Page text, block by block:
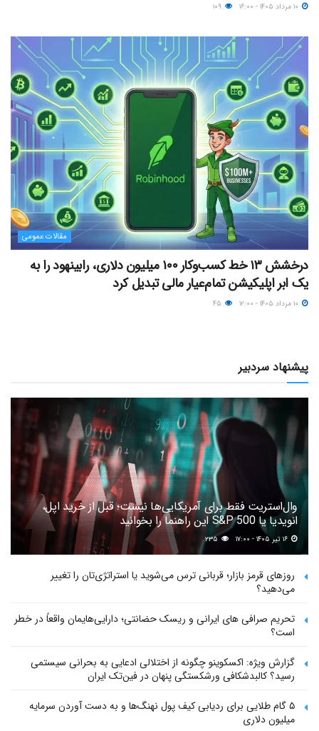
مقالات عمومی
درخشش ۱۳ خط کسب‌وکار ۱۰۰ میلیون دلاری، رابینهود را به
یک ابر اپلیکیشن تمام‌عیار مالی تبدیل کرد
پیشنهاد سردبیر
وال‌استریت فقط برای آمریکایی‌ها نیست؛ قبل از خرید اپل،
انویدیا یا S&P 500 این راهنما را بخوانید
۲۳۵
روزهای قرمز بازار؛ قربانی ترس می‌شوید یا استراتژی‌تان را تغییر
می‌دهید؟
تحریم صرافی های ایرانی و ریسک حضانتی؛ دارایی‌هایمان واقعاً در خطر
است؟
گزارش ویژه: اکسکوینو چگونه از اختلالی ادعایی به بحرانی سیستمی
رسید؟ کالبدشکافی ورشکستگی پنهان در فین‌تک ایران
۵ گام طلایی برای ردیابی کیف پول‌ نهنگ‌ها و به دست آوردن سرمایه
میلیون دلاری